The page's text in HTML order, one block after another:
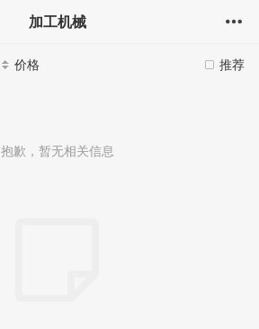
加工机械
推荐
价格
抱歉，暂无相关信息